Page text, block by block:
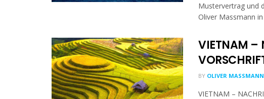
Mustervertrag und
Oliver Massmann in
VIETNAM –
BY OLIVER MASSMANN
VIETNAM –